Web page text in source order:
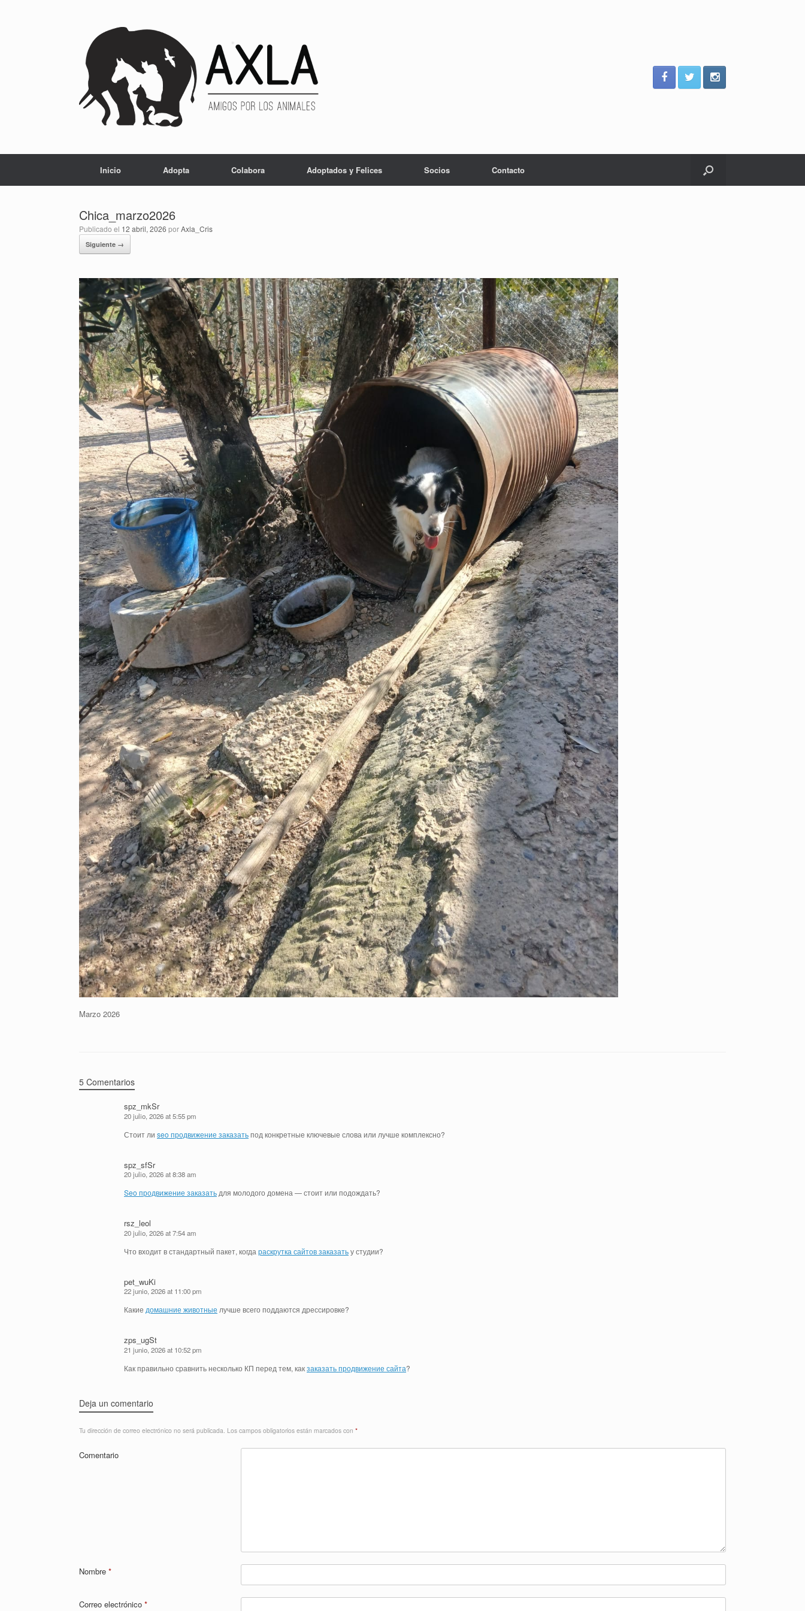
Inicio Adopta Colabora Adoptados y Felices Socios Contacto
Chica_marzo2026
Publicado el 12 abril, 2026 porAxla_Cris
Siguiente →
Marzo 2026
5 Comentarios
spz_mkSr
20 julio, 2026 at 5:55 pm
Стоит ли seo продвижение заказатьпод конкретные ключевые слова или лучше комплексно?
spz_sfSr
20 julio, 2026 at 8:38 am
Seo продвижение заказать для молодого домена — стоит или подождать?
rsz_leol
20 julio, 2026 at 7:54 am
Что входит в стандартный пакет, когда раскрутка сайтов заказатьу студии?
pet_wuKi
22 junio, 2026 at 11:00 pm
Какие домашние животные лучше всего поддаются дрессировке?
zps_ugSt
21 junio, 2026 at 10:52 pm
Как правильно сравнить несколько КП перед тем, какзаказать продвижение сайта?
Deja un comentario
Tu dirección de correo electrónico no será publicada. Los campos obligatorios están marcados con *
Comentario
Nombre *
Correo electrónico *